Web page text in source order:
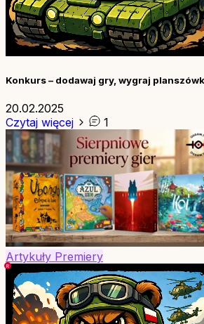
Konkurs – dodawaj gry, wygraj
20.02.2025
Czytaj więcej
1
Artykuły Premiery